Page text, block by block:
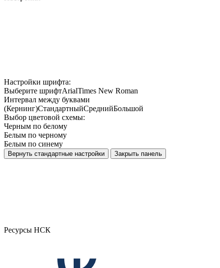
Настройки шрифта:
Выберите шрифтArialTimes New Roman
Интервал между буквами
(Кернинг)СтандартныйСреднийБольшой
Выбор цветовой схемы:
Черным по белому
Белым по черному
Белым по синему
Вернуть стандартные настройки Закрыть панель
Ресурсы НСК